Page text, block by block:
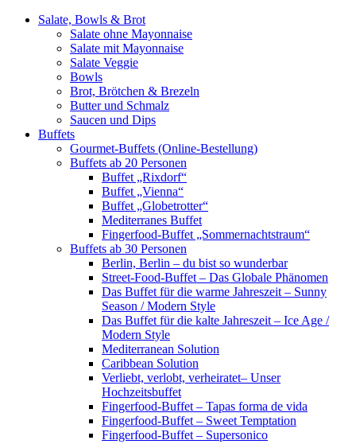
Salate, Bowls & Brot
Salate ohne Mayonnaise
Salate mit Mayonnaise
Salate Veggie
Bowls
Brot, Brötchen & Brezeln
Butter und Schmalz
Saucen und Dips
Buffets
Gourmet-Buffets (Online-Bestellung)
Buffets ab 20 Personen
Buffet „Rixdorf“
Buffet „Vienna“
Buffet „Globetrotter“
Mediterranes Buffet
Fingerfood-Buffet „Sommernachtstraum“
Buffets ab 30 Personen
Berlin, Berlin – du bist so wunderbar
Street-Food-Buffet – Das Globale Phänomen
Das Buffet für die warme Jahreszeit – Sunny
Season / Modern Style
Das Buffet für die kalte Jahreszeit – Ice Age /
Modern Style
Mediterranean Solution
Caribbean Solution
Verliebt, verlobt, verheiratet– Unser
Hochzeitsbuffet
Fingerfood-Buffet – Tapas forma de vida
Fingerfood-Buffet – Sweet Temptation
Fingerfood-Buffet – Supersonico